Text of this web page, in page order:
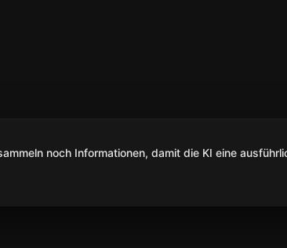
noch Informationen, damit die KI eine